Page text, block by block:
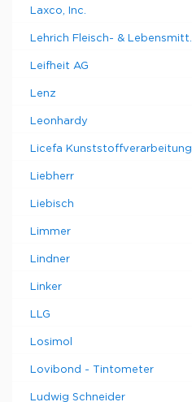
Laxco, Inc.
Lehrich Fleisch- & Lebensmitt.
Leifheit AG
Lenz
Leonhardy
Licefa Kunststoffverarbeitung
Liebherr
Liebisch
Limmer
Lindner
Linker
LLG
Losimol
Lovibond - Tintometer
Ludwig Schneider